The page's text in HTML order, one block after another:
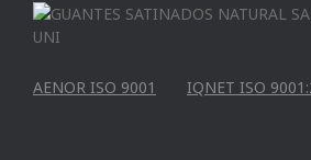
AENOR ISO 9001 IQNET ISO